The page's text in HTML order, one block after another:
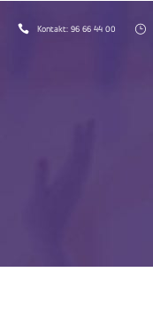
Kontakt:96 66 44 00